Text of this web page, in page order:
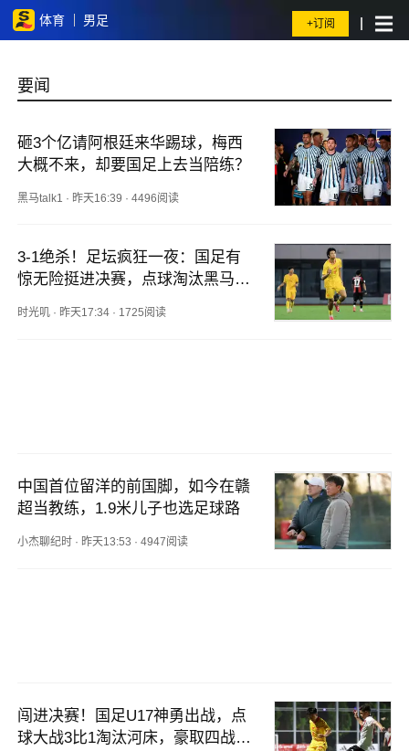
体育 男足 +订阅
要闻
砸3个亿请阿根廷来华踢球，梅西
大概不来，却要国足上去当陪练？
黑马talk1 · 昨天16:39 ·4496阅读
3-1绝杀！足坛疯狂一夜：国足有
惊无险挺进决赛，点球淘汰黑马，
时光叽 · 昨天17:34 · 1725阅读
中国首位留洋的前国脚，如今在赣
超当教练，1.9米儿子也选足球路
小杰聊纪时 · 昨天13:53 ·4947阅读
闯进决赛！国足U17神勇出战，点
球大战3比1淘汰河床，豪取四战不